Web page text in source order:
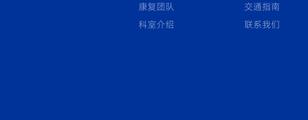
康复团队
科室介绍
交通指南
联系我们